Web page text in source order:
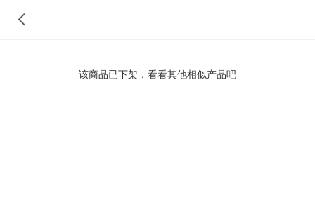
该商品已下架，看看其他相似产品吧